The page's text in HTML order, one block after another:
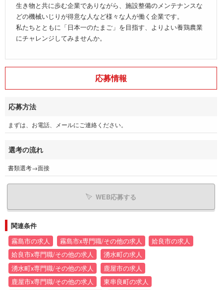
生き物と共に歩む企業でありながら、施設整備のメンテナンスな
どの機械いじりが得意な人など様々な人が働く企業です。
私たちとともに「日本一のたまご」を目指す、よりよい養鶏農業
にチャレンジしてみませんか。
応募情報
応募方法
まずは、お電話、メールにご連絡ください。
選考の流れ
書類選考→面接
WEB応募する
関連条件
霧島市の求人 霧島市x専門職/その他の求人
姶良市の求人
姶良市x専門職/その他の求人
湧水町の求人
湧水町x専門職/その他の求人
鹿屋市の求人
鹿屋市x専門職/その他の求人
東串良町の求人